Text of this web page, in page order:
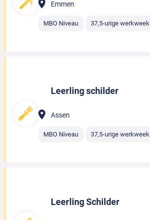
Emmen
MBO Niveau 37,5-urige werkweek
Leerling schilder
Assen
MBO Niveau 37,5-urige werkweek
Leerling Schilder